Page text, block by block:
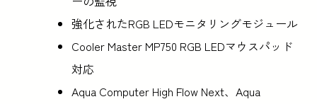
強化されたRGB LEDモニタリングモジュール
Cooler Master MP750 RGB LEDマウスパッド
対応
Aqua Computer High Flow Next、Aqua